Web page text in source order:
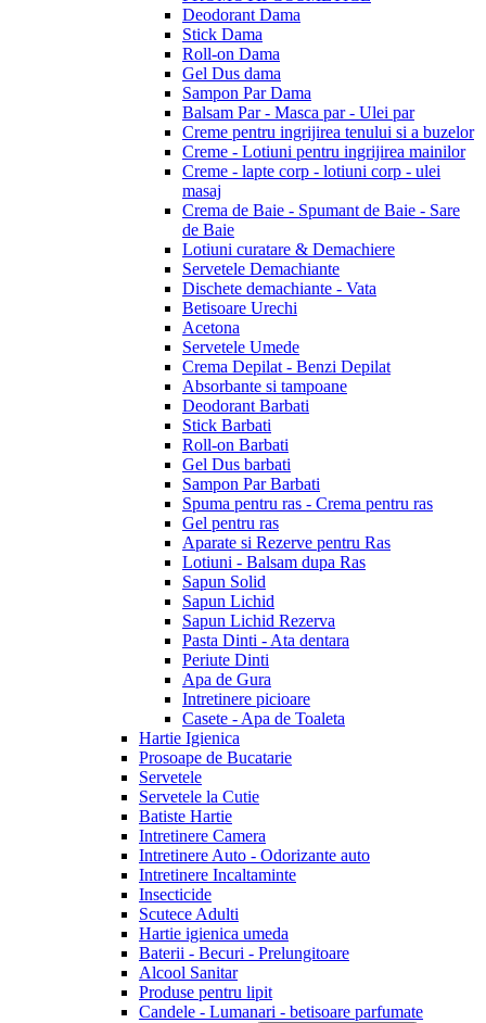
Deodorant Dama
Stick Dama
Roll-on Dama
Gel Dus dama
Sampon Par Dama
Balsam Par - Masca par - Ulei par
Creme pentru ingrijirea tenului si a buzelor
Creme - Lotiuni pentru ingrijirea mainilor
Creme - lapte corp - lotiuni corp - ulei
masaj
Crema de Baie - Spumant de Baie - Sare
de Baie
Lotiuni curatare & Demachiere
Servetele Demachiante
Dischete demachiante - Vata
Betisoare Urechi
Acetona
Servetele Umede
Crema Depilat - Benzi Depilat
Absorbante si tampoane
Deodorant Barbati
Stick Barbati
Roll-on Barbati
Gel Dus barbati
Sampon Par Barbati
Spuma pentru ras - Crema pentru ras
Gel pentru ras
Aparate si Rezerve pentru Ras
Lotiuni - Balsam dupa Ras
Sapun Solid
Sapun Lichid
Sapun Lichid Rezerva
Pasta Dinti - Ata dentara
Periute Dinti
Apa de Gura
Intretinere picioare
Casete - Apa de Toaleta
Hartie Igienica
Prosoape de Bucatarie
Servetele
Servetele la Cutie
Batiste Hartie
Intretinere Camera
Intretinere Auto - Odorizante auto
Intretinere Incaltaminte
Insecticide
Scutece Adulti
Hartie igienica umeda
Baterii - Becuri - Prelungitoare
Alcool Sanitar
Produse pentru lipit
Candele - Lumanari - betisoare parfumate